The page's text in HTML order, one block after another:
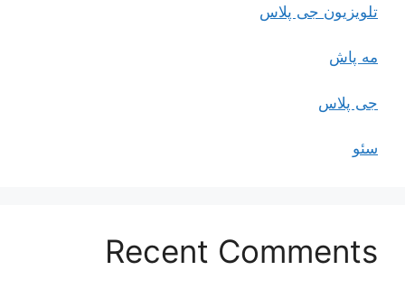
تلویزیون جی پلاس
مه پاش
جی پلاس
سئو
Recent Comments